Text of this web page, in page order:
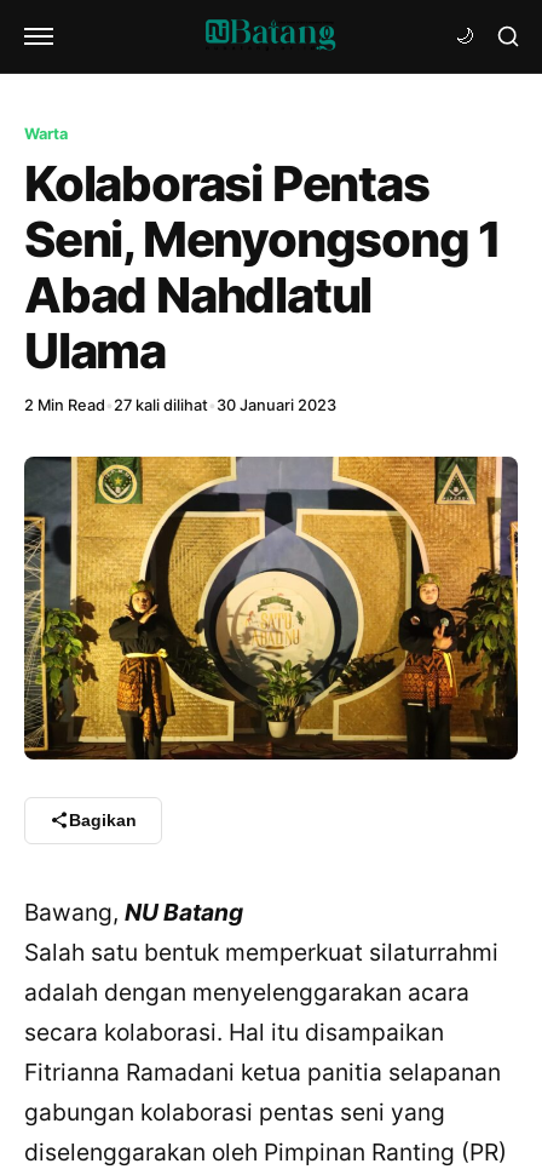
Warta
Kolaborasi Pentas
Seni, Menyongsong 1
Abad Nahdlatul
Ulama
2 Min Read •27 kali dilihat• 30 Januari 2023
Bagikan
Bawang, NU Batang
Salah satu bentuk memperkuat silaturrahmi
adalah dengan menyelenggarakan acara
secara kolaborasi. Hal itu disampaikan
Fitrianna Ramadani ketua panitia selapanan
gabungan kolaborasi pentas seni yang
diselenggarakan oleh Pimpinan Ranting (PR)